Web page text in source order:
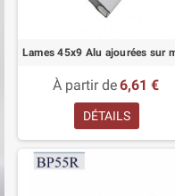
À partir de6,61 €
DÉTAILS